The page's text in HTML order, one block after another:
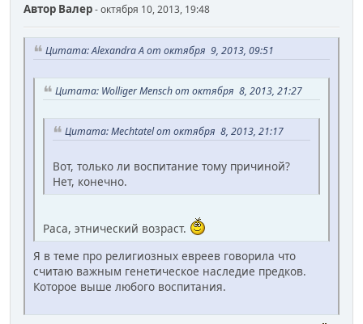
Автор Валер- октября 10, 2013, 19:48
Цитата: Alexandra A от октября 9, 2013, 09:51
Цитата: Wolliger Mensch от октября 8, 2013, 21:27
Цитата: Mechtatel от октября 8, 2013, 21:17
Вот, только ли воспитание тому причиной?
Нет, конечно.
Раса, этнический возраст.
Я в теме про религиозных евреев говорила что
считаю важным генетическое наследие предков.
Которое выше любого воспитания.